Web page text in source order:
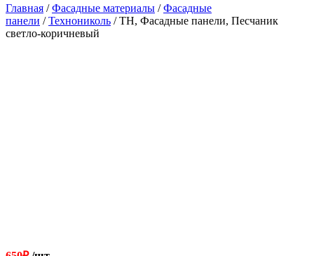
Главная /Фасадные материалы /Фасадные
панели /Технониколь / ТН, Фасадные панели, Песчаник
светло-коричневый